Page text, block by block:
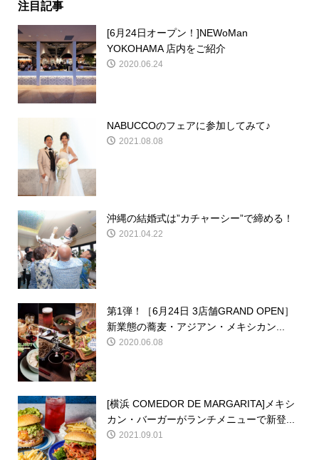
注目記事
[6月24日オープン！]NEWoMan
YOKOHAMA 店内をご紹介
2020.06.24
NABUCCOのフェアに参加してみて♪
2021.08.08
沖縄の結婚式は”カチャーシー”で締める！
2021.04.22
第1弾！［6月24日 3店舗GRAND OPEN］
新業態の蕎麦・アジアン・メキシカン...
2020.06.08
[横浜 COMEDOR DE MARGARITA]メキシ
カン・バーガーがランチメニューで新登...
2021.09.01